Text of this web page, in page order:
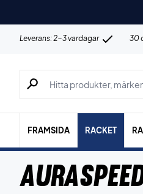
Leverans: 2-3 vardagar 30
Sök efter produkter,
FRAMSIDA RACKET